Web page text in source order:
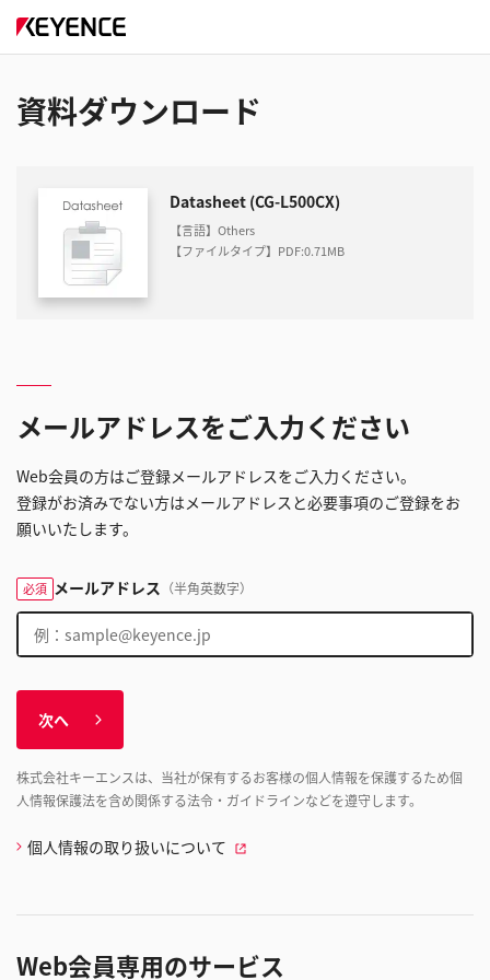
資料ダウンロード
Datasheet (CG-L500CX)
【言語】Others
【ファイルタイプ】PDF:0.71MB
メールアドレスをご入力ください
Web会員の方はご登録メールアドレスをご入力ください。
登録がお済みでない方はメールアドレスと必要事項のご登録をお
願いいたします。
必須 メールアドレス （半角英数字）
次へ
株式会社キーエンスは、当社が保有するお客様の個人情報を保護するため個
人情報保護法を含め関係する法令・ガイドラインなどを遵守します。
個人情報の取り扱いについて
Web会員専用のサービス